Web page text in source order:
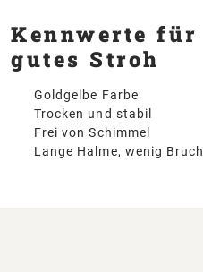
Kennwerte für
gutes Stroh
Goldgelbe Farbe
Trocken und stabil
Frei von Schimmel
Lange Halme, wenig Bruch